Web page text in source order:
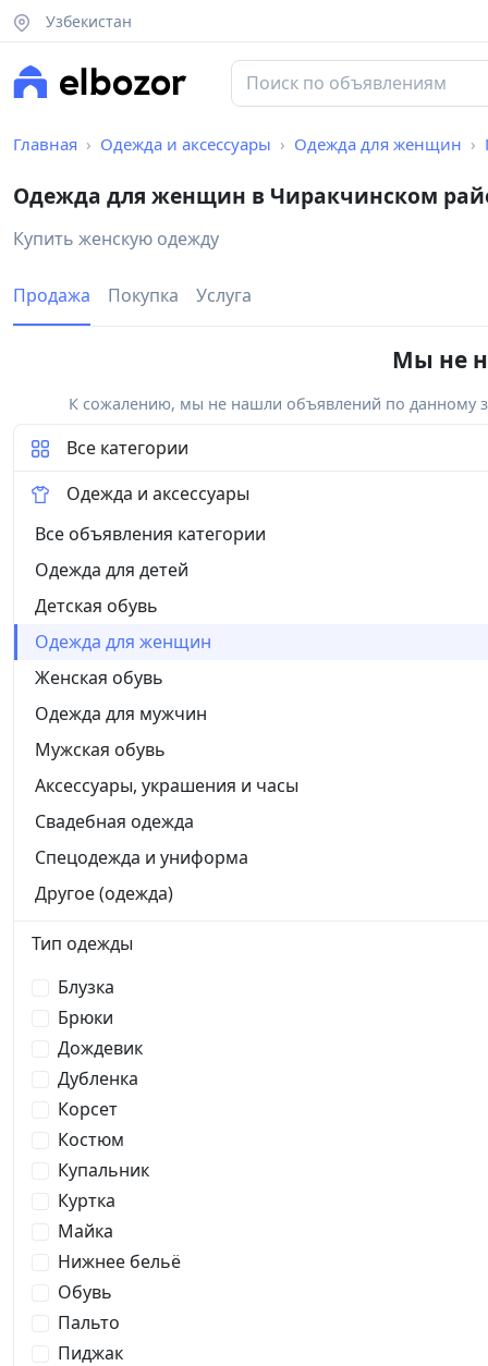
Узбекистан
Главная Одежда и аксессуары Одежда для женщин
Одежда для женщин в Чиракчинском
Купить женскую одежду
Продажа Покупка Услуга
Мы не
К сожалению, мы не нашли объявлений по данному
Все категории
Одежда и аксессуары
Все объявления категории
Одежда для детей
Детская обувь
Одежда для женщин
Женская обувь
Одежда для мужчин
Мужская обувь
Аксессуары, украшения и часы
Свадебная одежда
Спецодежда и униформа
Другое (одежда)
Тип одежды
Блузка
Брюки
Дождевик
Дубленка
Корсет
Костюм
Купальник
Куртка
Майка
Нижнее бельё
Обувь
Пальто
Пиджак